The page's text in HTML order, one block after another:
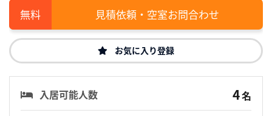
見積依頼・空室お問合わせ
お気に入り登録
入居可能人数 4名